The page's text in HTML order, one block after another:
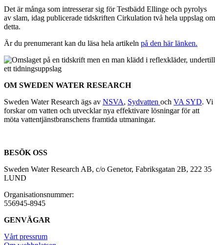
Det är många som intresserar sig för Testbädd Ellinge och pyrolys
av slam, idag publicerade tidskriften Cirkulation två hela uppslag om
detta.
Är du prenumerant kan du läsa hela artikeln på den här länken.
OM SWEDEN WATER RESEARCH
Sweden Water Research ägs av NSVA, Sydvatten och VA SYD. Vi
forskar om vatten och utvecklar nya effektivare lösningar för att
möta vattentjänstbranschens framtida utmaningar.
BESÖK OSS
Sweden Water Research AB, c/o Genetor, Fabriksgatan 2B, 222 35
LUND
Organisationsnummer:
556945-8945
GENVÄGAR
Vårt pressrum